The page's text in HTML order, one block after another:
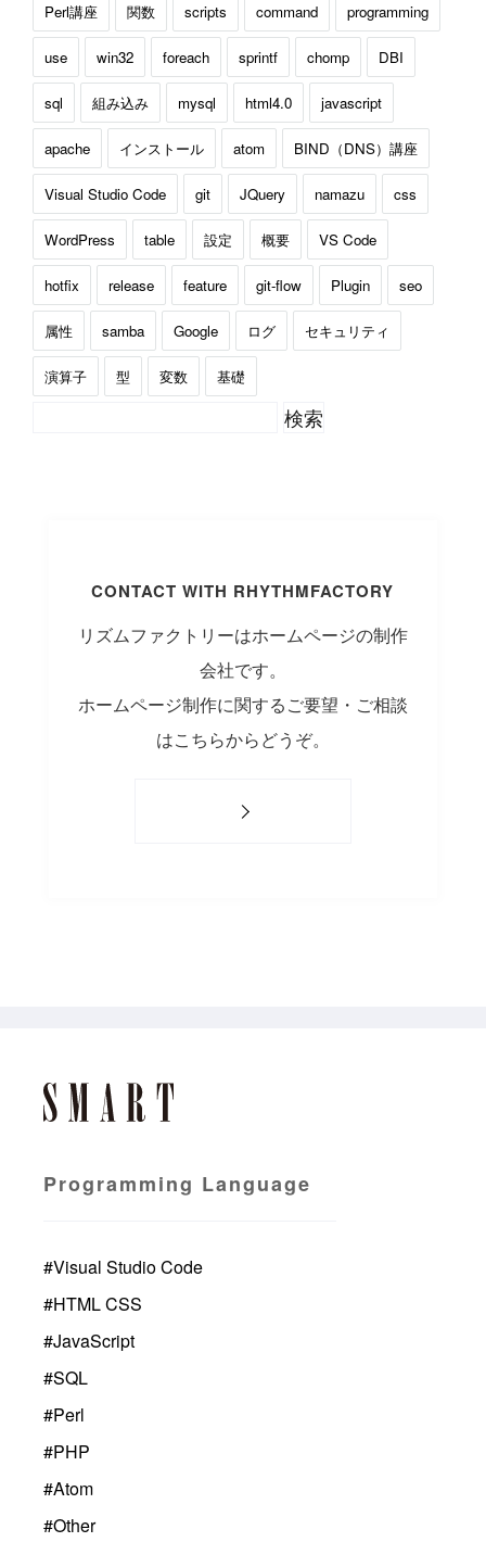
Perl講座 関数 scripts command programming
use win32 foreach sprintf chomp DBI
sql 組み込み mysql html4.0 javascript
apache インストール atom BIND（DNS）講座
Visual Studio Code git JQuery namazu css
WordPress table 設定 概要 VS Code
hotfix release feature git-flow Plugin seo
属性 samba Google ログ セキュリティ
演算子 型 変数 基礎
CONTACT WITH RHYTHMFACTORY
リズムファクトリーはホームページの制作
会社です。
ホームページ制作に関するご要望・ご相談
はこちらからどうぞ。
Programming Language
#Visual Studio Code
#HTML CSS
#JavaScript
#SQL
#Perl
#PHP
#Atom
#Other